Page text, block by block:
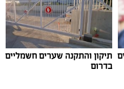
תיקון והתקנה שערים חשמליים
בדרום